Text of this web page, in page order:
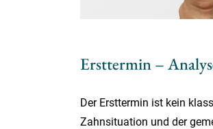
Ersttermin –
Der Ersttermin ist kein
Zahnsituation und der